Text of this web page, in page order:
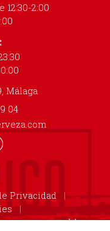
12:30-2:00
Málaga
04
Privacidad
responsable